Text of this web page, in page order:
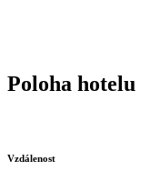
Poloha hotelu
Vzdálenost